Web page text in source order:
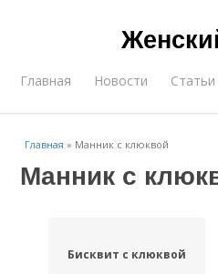
Главная Новости Статьи
Главная » Манник с клюквой
Манник с
Бисквит с клюквой